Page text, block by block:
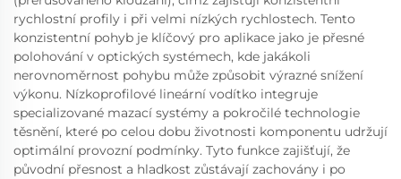
rychlostní profily i při velmi nízkých rychlostech. Tento
konzistentní pohyb je klíčový pro aplikace jako je přesné
polohování v optických systémech, kde jakákoli
nerovnoměrnost pohybu může způsobit výrazné snížení
výkonu. Nízkoprofilové lineární vodítko integruje
specializované mazací systémy a pokročilé technologie
těsnění, které po celou dobu životnosti komponentu udržují
optimální provozní podmínky. Tyto funkce zajišťují, že
původní přesnost a hladkost zůstávají zachovány i po